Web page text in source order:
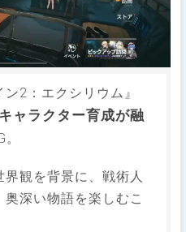
2：エクシリウム』
ャラクター育成が融
観を背景に、戦術人
深い物語を楽しむこ